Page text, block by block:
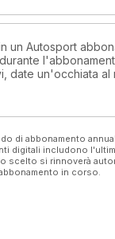
un Autosport
date un'occhiata al
di abbonamento
digitali includono
scelto si rinnoverà
in corso.